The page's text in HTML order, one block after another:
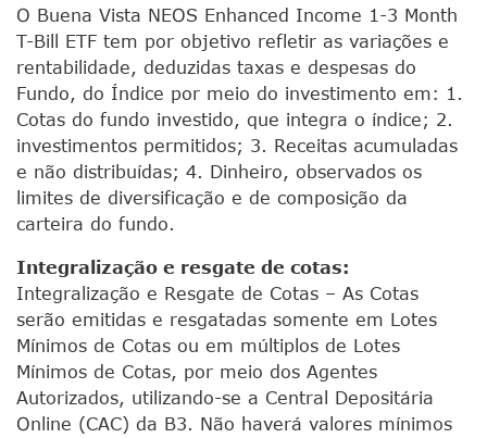
O Buena Vista NEOS Enhanced Income 1-3 Month
T-Bill ETF tem por objetivo refletir as variações e
rentabilidade, deduzidas taxas e despesas do
Fundo, do Índice por meio do investimento em: 1.
Cotas do fundo investido, que integra o índice; 2.
investimentos permitidos; 3. Receitas acumuladas
e não distribuídas; 4. Dinheiro, observados os
limites de diversificação e de composição da
carteira do fundo.
Integralização e resgate de cotas:
Integralização e Resgate de Cotas – As Cotas
serão emitidas e resgatadas somente em Lotes
Mínimos de Cotas ou em múltiplos de Lotes
Mínimos de Cotas, por meio dos Agentes
Autorizados, utilizando-se a Central Depositária
Online (CAC) da B3. Não haverá valores mínimos